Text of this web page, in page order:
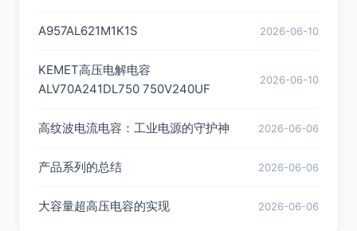
A957AL621M1K1S 2026-06-10
KEMET高压电解电容
ALV70A241DL750 750V240UF
2026-06-10
高纹波电流电容：工业电源的守护神 2026-06-06
产品系列的总结 2026-06-06
大容量超高压电容的实现 2026-06-06